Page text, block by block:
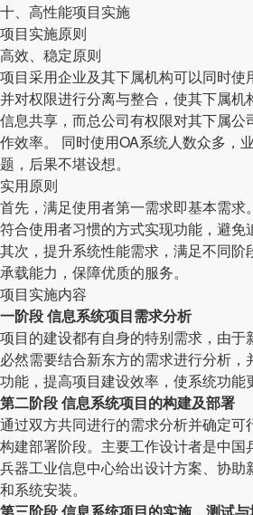
十、高性能项目实施
项目实施原则
高效、稳定原则
项目采用企业及其下属机构可以同时使
并对权限进行分离与整合，使其下属机
信息共享，而总公司有权限对其下属公
作效率。 同时使用OA系统人数众多，
题，后果不堪设想。
实用原则
首先，满足使用者第一需求即基本需求
符合使用者习惯的方式实现功能，避免
其次，提升系统性能需求，满足不同阶
承载能力，保障优质的服务。
项目实施内容
一阶段 信息系统项目需求分析
项目的建设都有自身的特别需求，由于
必然需要结合新东方的需求进行分析，
功能，提高项目建设效率，使系统功能
第二阶段 信息系统项目的构建及部署
通过双方共同进行的需求分析并确定可
构建部署阶段。主要工作设计者是中国
兵器工业信息中心给出设计方案、协助
和系统安装。